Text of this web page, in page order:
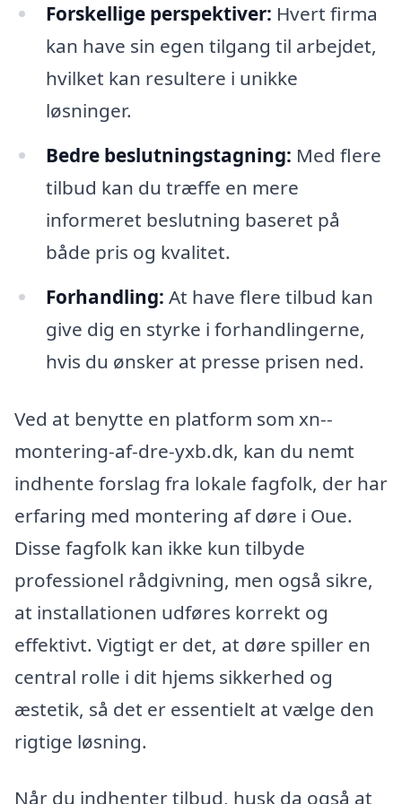
Forskellige perspektiver: Hvert firma
kan have sin egen tilgang til arbejdet,
hvilket kan resultere i unikke
løsninger.
Bedre beslutningstagning: Med flere
tilbud kan du træffe en mere
informeret beslutning baseret på
både pris og kvalitet.
Forhandling: At have flere tilbud kan
give dig en styrke i forhandlingerne,
hvis du ønsker at presse prisen ned.
Ved at benytte en platform som xn--
montering-af-dre-yxb.dk, kan du nemt
indhente forslag fra lokale fagfolk, der har
erfaring med montering af døre i Oue.
Disse fagfolk kan ikke kun tilbyde
professionel rådgivning, men også sikre,
at installationen udføres korrekt og
effektivt. Vigtigt er det, at døre spiller en
central rolle i dit hjems sikkerhed og
æstetik, så det er essentielt at vælge den
rigtige løsning.
Når du indhenter tilbud, husk da også at